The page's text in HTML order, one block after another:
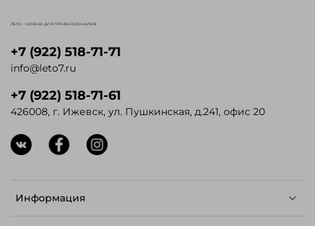
Информация
+7 (922) 518-71-71
info@leto7.ru
+7 (922) 518-71-61
426008, г. Ижевск, ул. Пушкинская, д.241, офис 20
ЛЕТО - СЕМЕНА ДЛЯ ПРОФЕССИОНАЛОВ